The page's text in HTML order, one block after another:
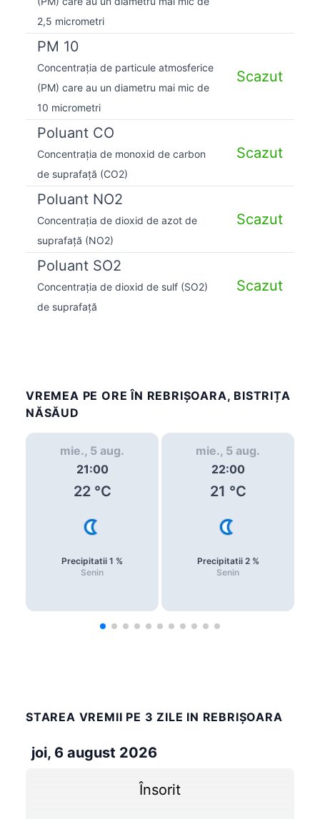
2,5 micrometri
PM 10
Concentrația de particule atmosferice
(PM) care au un diametru mai mic de
10 micrometri
Scazut
Poluant CO
Concentrația de monoxid de carbon
de suprafață (CO2)
Scazut
Poluant NO2
Concentrația de dioxid de azot de
suprafață (NO2)
Scazut
Poluant SO2
Concentrația de dioxid de sulf (SO2)
de suprafață
Scazut
VREMEA PE ORE ÎN REBRIŞOARA, BISTRIȚA
NĂSĂUD
mie., 5 aug.
21:00
22°C
Precipitatii 1 %
Senin
mie., 5 aug.
22:00
21 °C
Precipitatii 2%
Senin
STAREA VREMII PE 3 ZILE IN REBRIŞOARA
joi, 6 august 2026
Însorit